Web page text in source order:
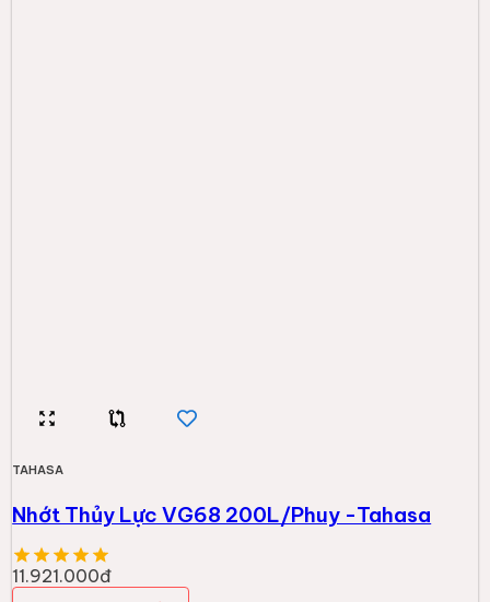
TAHASA
Nhớt Thủy Lực VG68 200L/Phuy -Tahasa
11.921.000đ